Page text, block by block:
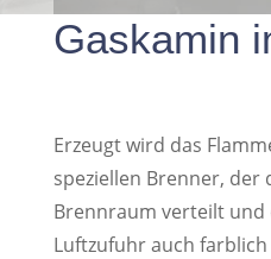
Gaskamin
Erzeugt wird das
speziellen Brenner, der
Brennraum verteilt und
Luftzufuhr auch